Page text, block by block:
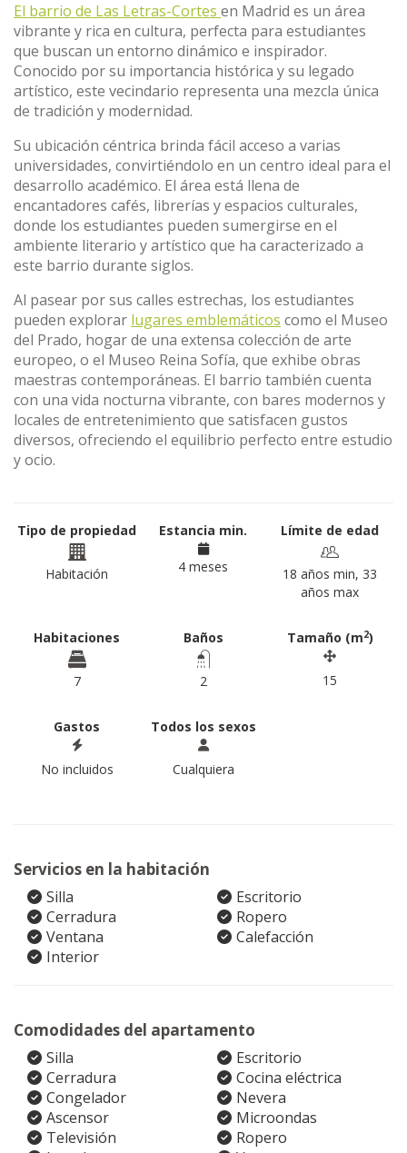
El barrio de Las Letras-Cortes en Madrid es un área
vibrante y rica en cultura, perfecta para estudiantes
que buscan un entorno dinámico e inspirador.
Conocido por su importancia histórica y su legado
artístico, este vecindario representa una mezcla única
de tradición y modernidad.
Su ubicación céntrica brinda fácil acceso a varias
universidades, convirtiéndolo en un centro ideal para el
desarrollo académico. El área está llena de
encantadores cafés, librerías y espacios culturales,
donde los estudiantes pueden sumergirse en el
ambiente literario y artístico que ha caracterizado a
este barrio durante siglos.
Al pasear por sus calles estrechas, los estudiantes
pueden explorar lugares emblemáticos como el Museo
del Prado, hogar de una extensa colección de arte
europeo, o el Museo Reina Sofía, que exhibe obras
maestras contemporáneas. El barrio también cuenta
con una vida nocturna vibrante, con bares modernos y
locales de entretenimiento que satisfacen gustos
diversos, ofreciendo el equilibrio perfecto entre estudio
y ocio.
Tipo de propiedad
Habitación
Estancia min.
4 meses
Límite de edad
18 años min, 33
años max
Habitaciones
7
Baños
2
Tamaño (m2)
15
Gastos
No incluidos
Todos los sexos
Cualquiera
Servicios en la habitación
Silla
Escritorio
Cerradura
Ropero
Ventana
Calefacción
Interior
Comodidades del apartamento
Silla
Escritorio
Cerradura
Cocina eléctrica
Congelador
Nevera
Ascensor
Microondas
Televisión
Ropero